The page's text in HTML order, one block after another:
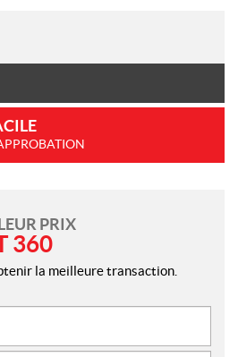
PRIX
360
la meilleure transaction.